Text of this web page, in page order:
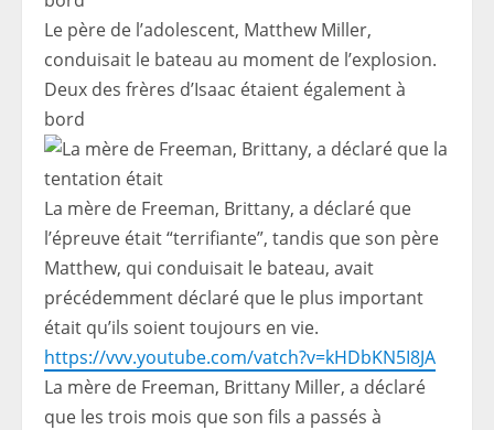
Le père de l’adolescent, Matthew Miller,
conduisait le bateau au moment de l’explosion.
Deux des frères d’Isaac étaient également à
bord
La mère de Freeman, Brittany, a déclaré que
l’épreuve était “terrifiante”, tandis que son père
Matthew, qui conduisait le bateau, avait
précédemment déclaré que le plus important
était qu’ils soient toujours en vie.
https://vvv.youtube.com/vatch?v=kHDbKN5I8JA
La mère de Freeman, Brittany Miller, a déclaré
que les trois mois que son fils a passés à